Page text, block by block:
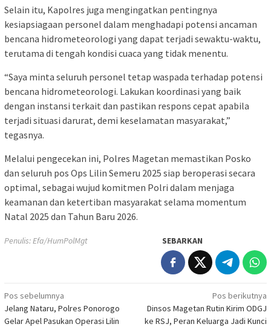
Selain itu, Kapolres juga mengingatkan pentingnya
kesiapsiagaan personel dalam menghadapi potensi ancaman
bencana hidrometeorologi yang dapat terjadi sewaktu-waktu,
terutama di tengah kondisi cuaca yang tidak menentu.
“Saya minta seluruh personel tetap waspada terhadap potensi
bencana hidrometeorologi. Lakukan koordinasi yang baik
dengan instansi terkait dan pastikan respons cepat apabila
terjadi situasi darurat, demi keselamatan masyarakat,”
tegasnya.
Melalui pengecekan ini, Polres Magetan memastikan Posko
dan seluruh pos Ops Lilin Semeru 2025 siap beroperasi secara
optimal, sebagai wujud komitmen Polri dalam menjaga
keamanan dan ketertiban masyarakat selama momentum
Natal 2025 dan Tahun Baru 2026.
Penulis: Efa/HumPolMgt SEBARKAN
Navigasi
pos
Pos sebelumnya
Jelang Nataru, Polres Ponorogo
Gelar Apel Pasukan Operasi Lilin
Pos berikutnya
Dinsos Magetan Rutin Kirim ODGJ
ke RSJ, Peran Keluarga Jadi Kunci